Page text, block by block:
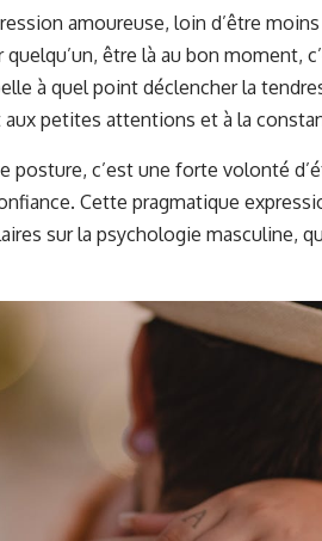
amoureuse, loin d’être
quelqu’un, être là au bon moment,
à quel point déclencher la
petites attentions et à la
posture, c’est une forte volonté
Cette pragmatique
sur la psychologie masculine,